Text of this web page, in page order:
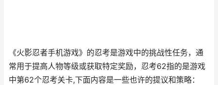
《火影忍者手机游戏》的忍考是游戏中的挑战性任务，通
常用于提高人物等级或获取特定奖励，忍考62指的是游戏
中第62个忍考关卡,下面内容是一些也许的提议和策略：